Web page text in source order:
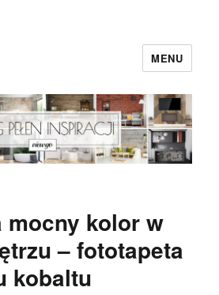
MENU
mocny kolor w
– fototapeta
kobaltu